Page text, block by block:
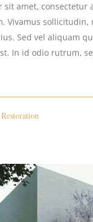
sit amet,
Vivamus
Sed vel aliquam
In id odio rutrum,
Restoration